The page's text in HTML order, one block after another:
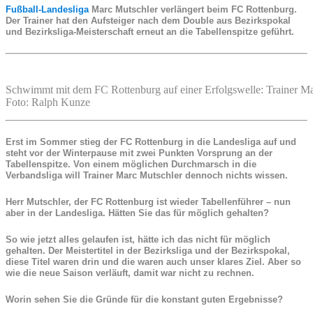
Fußball-Landesliga Marc Mutschler verlängert beim FC Rottenburg.
Der Trainer hat den Aufsteiger nach dem Double aus Bezirkspokal
und Bezirksliga-Meisterschaft erneut an die Tabellenspitze geführt.
Schwimmt mit dem FC Rottenburg auf einer Erfolgswelle: Trainer
Foto: Ralph Kunze
Erst im Sommer stieg der FC Rottenburg in die Landesliga auf und
steht vor der Winterpause mit zwei Punkten Vorsprung an der
Tabellenspitze. Von einem möglichen Durchmarsch in die
Verbandsliga will Trainer Marc Mutschler dennoch nichts wissen.
Herr Mutschler, der FC Rottenburg ist wieder Tabellenführer – nun
aber in der Landesliga. Hätten Sie das für möglich gehalten?
So wie jetzt alles gelaufen ist, hätte ich das nicht für möglich
gehalten. Der Meistertitel in der Bezirksliga und der Bezirkspokal,
diese Titel waren drin und die waren auch unser klares Ziel. Aber so
wie die neue Saison verläuft, damit war nicht zu rechnen.
Worin sehen Sie die Gründe für die konstant guten Ergebnisse?